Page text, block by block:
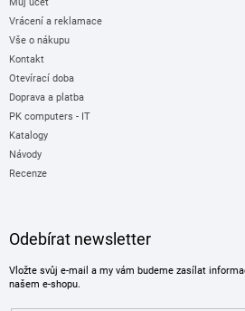
Můj účet
Vrácení a reklamace
Vše o nákupu
Kontakt
Otevírací doba
Doprava a platba
PK computers - IT
Katalogy
Návody
Recenze
Odebírat newsletter
Vložte svůj e-mail a my vám budeme zasílat
našem e-shopu.